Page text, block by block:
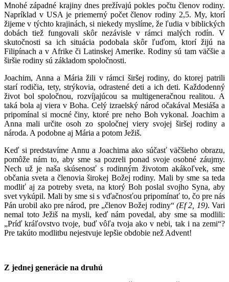
Mnohé západné krajiny dnes prežívajú pokles počtu členov rodiny.
Napríklad v USA je priemerný počet členov rodiny 2,5. My, ktorí
žijeme v týchto krajinách, si niekedy myslíme, že ľudia v biblických
dobách tiež fungovali skôr nezávisle v rámci malých rodín. V
skutočnosti sa ich situácia podobala skôr ľuďom, ktorí žijú na
Filipínach a v Afrike či Latinskej Amerike. Rodiny sú tam väčšie a
širšie rodiny sú základom spoločnosti.
Joachim, Anna a Mária žili v rámci širšej rodiny, do ktorej patrili
starí rodičia, tety, strýkovia, odrastené deti a ich deti. Každodenný
život bol spoločnou, rozvíjajúcou sa multigeneračnou realitou. A
taká bola aj viera v Boha. Celý izraelský národ očakával Mesiáša a
pripomínal si mocné činy, ktoré pre neho Boh vykonal. Joachim a
Anna mali určite osoh zo spoločnej viery svojej širšej rodiny a
národa. A podobne aj Mária a potom Ježiš.
Keď si predstavíme Annu a Joachima ako súčasť väčšieho obrazu,
pomôže nám to, aby sme sa pozreli ponad svoje osobné záujmy.
Nech už je naša skúsenosť s rodinným životom akákoľvek, sme
občania sveta a členovia širokej Božej rodiny. Mali by sme sa teda
modliť aj za potreby sveta, na ktorý Boh poslal svojho Syna, aby
svet vykúpil. Mali by sme si s vďačnosťou pripomínať to, čo pre nás
Pán urobil ako pre národ, pre „členov Božej rodiny“ (Ef 2, 19). Vari
nemal toto Ježiš na mysli, keď nám povedal, aby sme sa modlili:
„Príď kráľovstvo tvoje, buď vôľa tvoja ako v nebi, tak i na zemi“?
Pre takúto modlitbu nejestvuje lepšie obdobie než Advent!
Z jednej generácie na druhú